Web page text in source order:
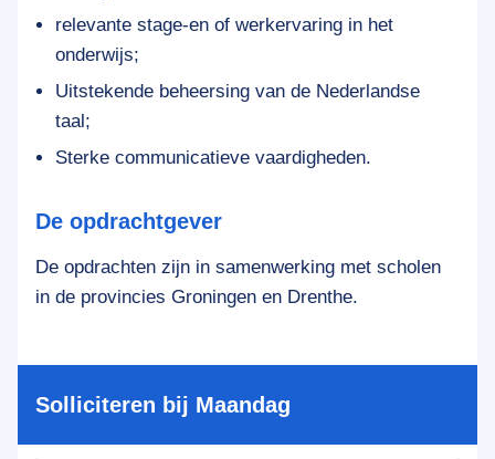
relevante stage-en of werkervaring in het
onderwijs;
Uitstekende beheersing van de Nederlandse
taal;
Sterke communicatieve vaardigheden.
De opdrachtgever
De opdrachten zijn in samenwerking met scholen
in de provincies Groningen en Drenthe.
Solliciteren bij Maandag